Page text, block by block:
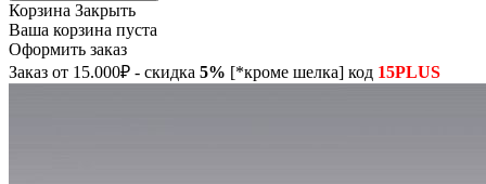
Корзина Закрыть
Ваша корзина пуста
Оформить заказ
Заказ от 15.000₽ - скидка 5% [*кроме шелка] код 15PLUS